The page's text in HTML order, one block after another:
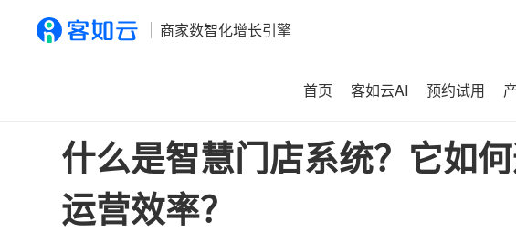
商家数智化增长引擎
首页 客如云AI 预约试用
什么是智慧门店系统？它如
运营效率？